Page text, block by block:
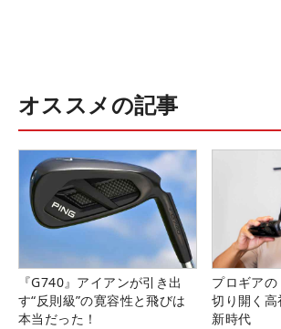
オススメの記事
『G740』アイアンが引き出
す“反則級”の寛容性と飛びは
本当だった！
プロギア
切り開く
新時代